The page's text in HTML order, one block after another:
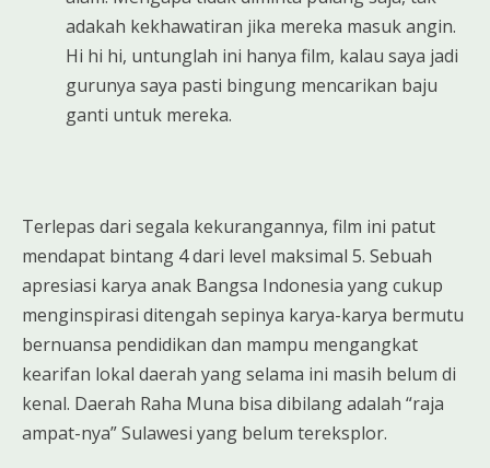
adakah kekhawatiran jika mereka masuk angin.
Hi hi hi, untunglah ini hanya film, kalau saya jadi
gurunya saya pasti bingung mencarikan baju
ganti untuk mereka.
Terlepas dari segala kekurangannya, film ini patut
mendapat bintang 4 dari level maksimal 5. Sebuah
apresiasi karya anak Bangsa Indonesia yang cukup
menginspirasi ditengah sepinya karya-karya bermutu
bernuansa pendidikan dan mampu mengangkat
kearifan lokal daerah yang selama ini masih belum di
kenal. Daerah Raha Muna bisa dibilang adalah “raja
ampat-nya” Sulawesi yang belum tereksplor.